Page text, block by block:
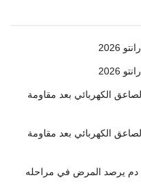
الكهربائي بعد مقاومة
الكهربائي بعد مقاومة
دم يرصد المرض في مراحله